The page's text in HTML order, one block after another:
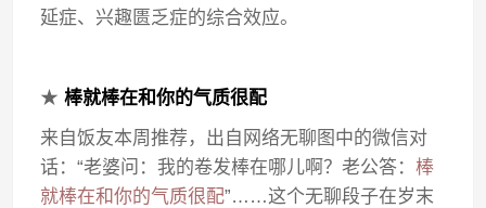
延症、兴趣匮乏症的综合效应。
★棒就棒在和你的气质很配
来自饭友本周推荐，出自网络无聊图中的微信对
话：“老婆问：我的卷发棒在哪儿啊？老公答：棒
就棒在和你的气质很配”……这个无聊段子在岁末